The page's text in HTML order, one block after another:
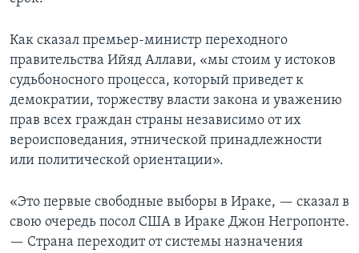
Learning English
СОЦИАЛЬНЫЕ СЕТИ
Языки
Как сказал премьер-министр переходного
правительства Ийяд Аллави, «мы стоим у истоков
судьбоносного процесса, который приведет к
демократии, торжеству власти закона и уважению
прав всех граждан страны независимо от их
вероисповедания, этнической принадлежности
или политической ориентации».
«Это первые свободные выборы в Ираке, — сказал в
свою очередь посол США в Ираке Джон Негропонте.
— Страна переходит от системы назначения